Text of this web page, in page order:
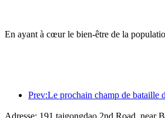
En ayant à cœur le bien-être de la
Adresse: 191 taigongdao 2nd Road, near